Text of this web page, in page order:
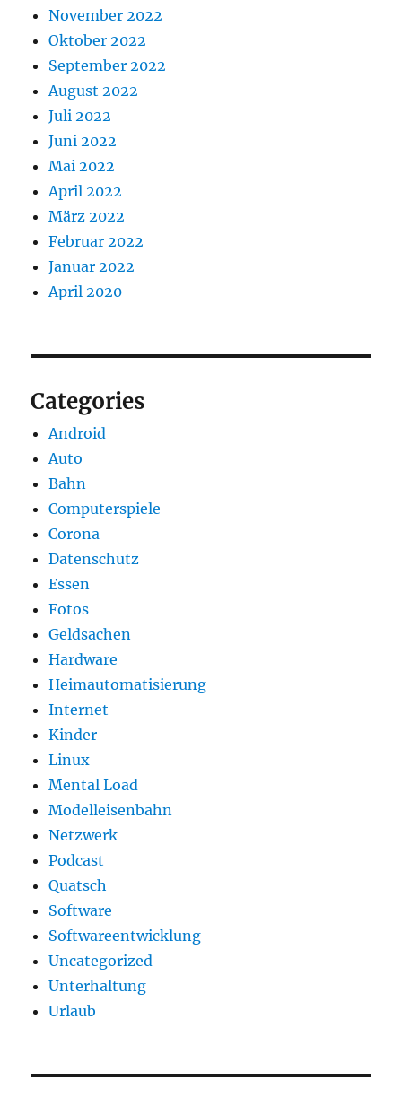
November 2022
Oktober 2022
September 2022
August 2022
Juli 2022
Juni 2022
Mai 2022
April 2022
März 2022
Februar 2022
Januar 2022
April 2020
Categories
Android
Auto
Bahn
Computerspiele
Corona
Datenschutz
Essen
Fotos
Geldsachen
Hardware
Heimautomatisierung
Internet
Kinder
Linux
Mental Load
Modelleisenbahn
Netzwerk
Podcast
Quatsch
Software
Softwareentwicklung
Uncategorized
Unterhaltung
Urlaub